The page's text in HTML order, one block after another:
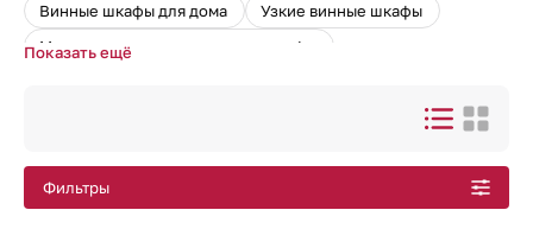
Винные шкафы для дома
Узкие винные шкафы
Монотемпературные винные шкафы
Маленькие винные шкафы
Показать ещё
Фильтры